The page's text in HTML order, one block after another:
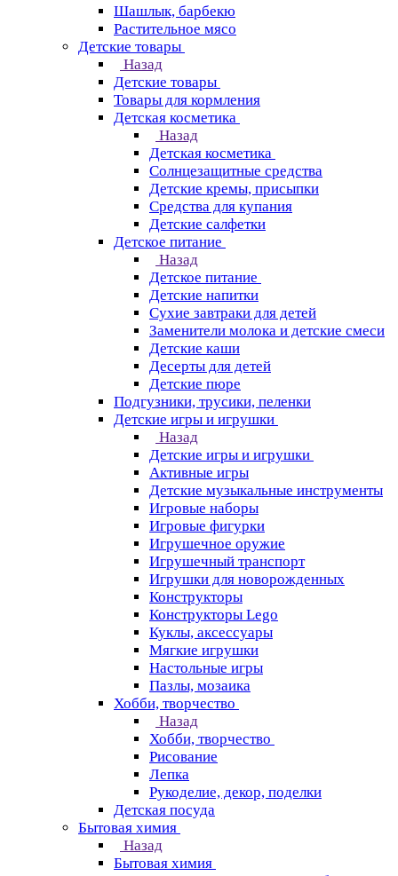
Шашлык, барбекю
Растительное мясо
Детские товары
Назад
Детские товары
Товары для кормления
Детская косметика
Назад
Детская косметика
Солнцезащитные средства
Детские кремы, присыпки
Средства для купания
Детские салфетки
Детское питание
Назад
Детское питание
Детские напитки
Сухие завтраки для детей
Заменители молока и детские смеси
Детские каши
Десерты для детей
Детские пюре
Подгузники, трусики, пеленки
Детские игры и игрушки
Назад
Детские игры и игрушки
Активные игры
Детские музыкальные инструменты
Игровые наборы
Игровые фигурки
Игрушечное оружие
Игрушечный транспорт
Игрушки для новорожденных
Конструкторы
Конструкторы Lego
Куклы, аксессуары
Мягкие игрушки
Настольные игры
Пазлы, мозаика
Хобби, творчество
Назад
Хобби, творчество
Рисование
Лепка
Рукоделие, декор, поделки
Детская посуда
Бытовая химия
Назад
Бытовая химия